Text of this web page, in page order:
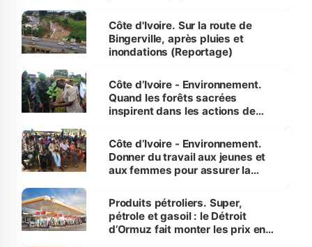
(Alassane Ouattara
Côte d'Ivoire. Sur la route de
Bingerville, après pluies et
inondations (Reportage)
Côte d’Ivoire - Environnement.
Quand les forêts sacrées
inspirent dans les actions de
Côte d’Ivoire - Environnement.
Donner du travail aux jeunes et
aux femmes pour assurer la
menacées
Produits pétroliers. Super,
pétrole et gasoil : le Détroit
d’Ormuz fait monter les prix en